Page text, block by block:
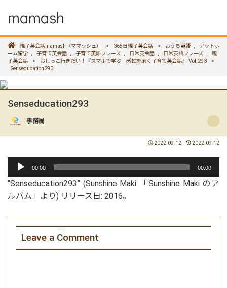
mamash
親子英会話mamash（ママッシュ） > 365日親子英会話 > おうち英語 ,
アットホ
ーム留学 , 子育て英会話 , 子育て英語フレーズ , 日常英会話 , 日常英語フレーズ ,
親
子英会話
> おしっこ行きたい！『スマホで学ぶ 感性を磨く子育て英会話』 Vol.293
>
Senseducation293
Senseducation293
事務局
2022.09.12 2022.09.12
プ
レ
00:00 00:00
“Senseducation293” (Sunshine Maki 「Sunshine Maki のア
ルバム」より) リリース日: 2016。
Leave a Comment